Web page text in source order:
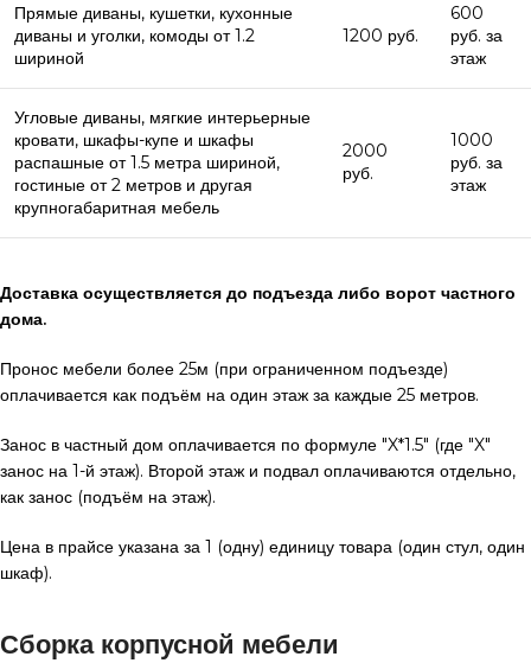
Прямые диваны, кушетки, кухонные
диваны и уголки, комоды от 1.2
шириной
1200 руб.
600
руб. за
этаж
Угловые диваны, мягкие интерьерные
кровати, шкафы-купе и шкафы
распашные от 1.5 метра шириной,
гостиные от 2 метров и другая
крупногабаритная мебель
2000
руб.
1000
руб. за
этаж
Доставка осуществляется до подъезда либо ворот частного
дома.
Пронос мебели более 25м (при ограниченном подъезде)
оплачивается как подъём на один этаж за каждые 25 метров.
Занос в частный дом оплачивается по формуле "X*1.5" (где "X"
занос на 1-й этаж). Второй этаж и подвал оплачиваются отдельно,
как занос (подъём на этаж).
Цена в прайсе указана за 1 (одну) единицу товара (один стул, один
шкаф).
Сборка корпусной мебели